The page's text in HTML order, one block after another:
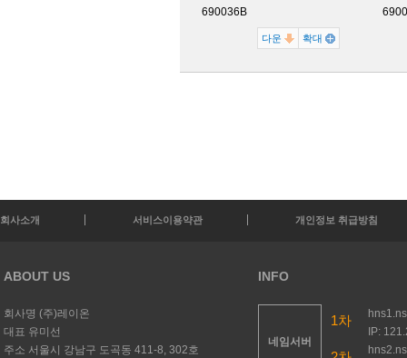
690036B
다운 확대
회사소개 서비스이용약관 개인정보 취급방침
ABOUT US
회사명 (주)레이온
대표 유미선
주소 서울시 강남구 도곡동 411-8, 302호
INFO
네임서버
1차
IP: